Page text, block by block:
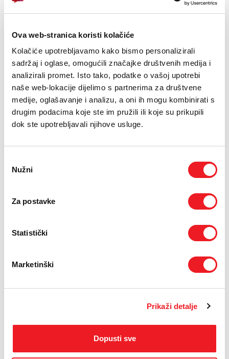
Ova web-stranica koristi kolačiće
Kolačiće upotrebljavamo kako bismo personalizirali
sadržaj i oglase, omogućili značajke društvenih medija i
analizirali promet. Isto tako, podatke o vašoj upotrebi
naše web-lokacije dijelimo s partnerima za društvene
medije, oglašavanje i analizu, a oni ih mogu kombinirati s
drugim podacima koje ste im pružili ili koje su prikupili
dok ste upotrebljavali njihove usluge.
pristanka
Nužni
Za postavke
Statistički
Marketinški
Prikaži detalje
Dopusti sve
Zaštitni okvir HardCase PanzerGlass
Galaxy S23 Ultra
25,00 KM
Zaštitni okvir za kameru Galaxy S23
19,00 KM